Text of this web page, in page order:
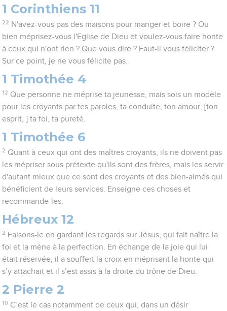
1 Corinthiens 11
22 N'avez-vous pas des maisons pour manger et boire ? Ou
bien méprisez-vous l'Eglise de Dieu et voulez-vous faire honte
à ceux qui n'ont rien ? Que vous dire ? Faut-il vous féliciter ?
Sur ce point, je ne vous félicite pas.
1 Timothée 4
12 Que personne ne méprise ta jeunesse, mais sois un modèle
pour les croyants par tes paroles, ta conduite, ton amour, [ton
esprit, ] ta foi, ta pureté.
1 Timothée 6
2 Quant à ceux qui ont des maîtres croyants, ils ne doivent pas
les mépriser sous prétexte qu'ils sont des frères, mais les servir
d'autant mieux que ce sont des croyants et des bien-aimés qui
bénéficient de leurs services. Enseigne ces choses et
recommande-les.
Hébreux 12
2 Faisons-le en gardant les regards sur Jésus, qui fait naître la
foi et la mène à la perfection. En échange de la joie qui lui
était réservée, il a souffert la croix en méprisant la honte qui
s’y attachait et il s’est assis à la droite du trône de Dieu.
2 Pierre 2
10 C’est le cas notamment de ceux qui, dans un désir